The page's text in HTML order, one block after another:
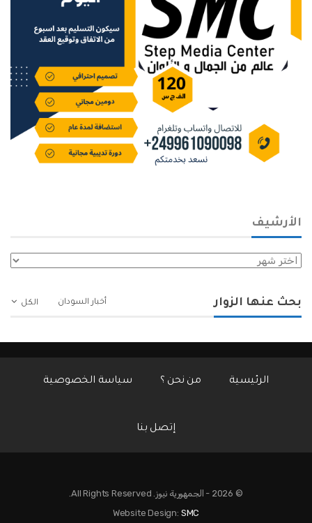
الأرشيف
الأرشيف
الكل بحث عنها الزوار أخبار السودان
الرئيسية من نحن ؟ سياسة الخصوصية
إتصل بنا
© 2026 - الجمهورية نيوز. All Rights Reserved.
Website Design: SMC